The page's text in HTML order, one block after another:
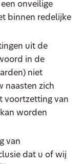
onveilige
binnen redelijke
uit de
in de
niet
naasten zich
voortzetting van
worden
van
dat u of wij